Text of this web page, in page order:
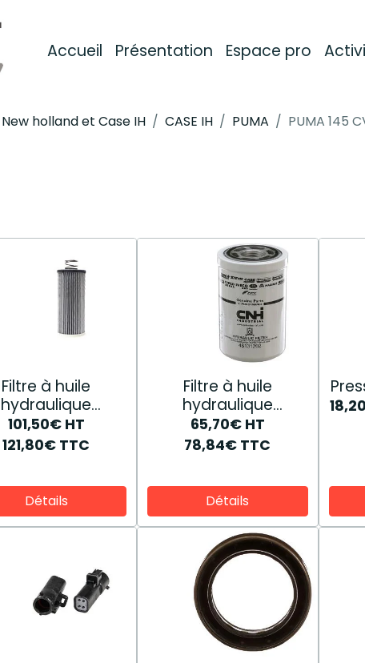
Accueil Présentation Espace pro
New holland et Case IH CASE IH PUMA PUMA 145
Filtre à huile
hydraulique
48132435
101,50€ HT
121,80€ TTC
Détails
Filtre à huile
hydraulique
48131202
65,70€ HT
78,84€ TTC
Détails